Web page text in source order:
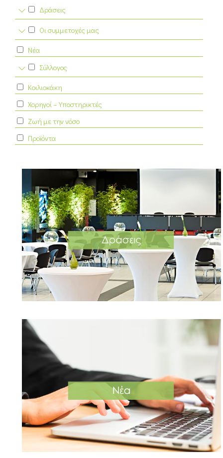
Δράσεις
Οι συμμετοχές μας
Νέα
Σύλλογος
Κοιλιοκάκη
Χορηγοί – Υποστηρικτές
Ζωή με την νόσο
Προϊόντα